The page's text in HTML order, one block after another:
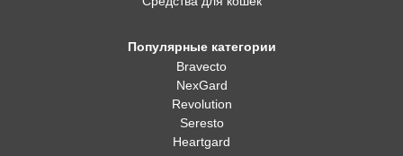
Популярные категории
Bravecto
NexGard
Revolution
Seresto
Heartgard